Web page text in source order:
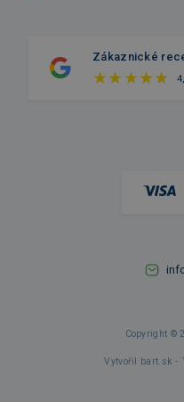
Zákaznické
Copyright ©
Vytvořil bart.sk -